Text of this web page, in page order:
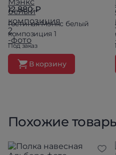
12 880 ₽
Гостиная Мэнкс белый
композиция 1
Под заказ
В корзину
Похожие